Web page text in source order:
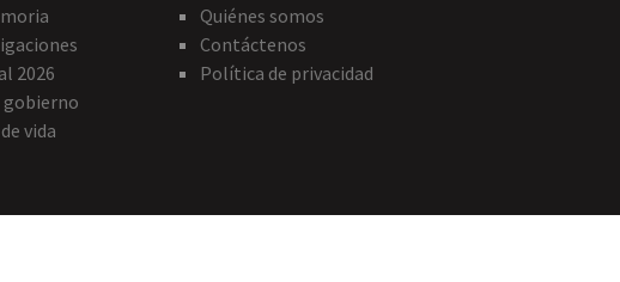
2026
gobierno
vida
Quiénes somos
Contáctenos
Política de privacidad